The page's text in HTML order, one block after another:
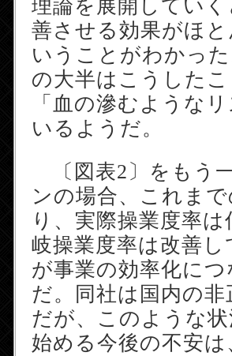
理論を展開してい
善させる効果がほ
いうことがわかっ
の大半はこうした
「血の滲むような
いるようだ。
〔図表2〕をもう
ンの場合、これま
り、実際操業度率
岐操業度率は改善
が事業の効率化に
だ。同社は国内の
だが、このような
始める今後の不安